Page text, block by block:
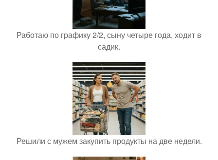
Работаю по графику 2/2, сыну четыре года, ходит в
садик.
Решили с мужем закупить продукты на две недели.